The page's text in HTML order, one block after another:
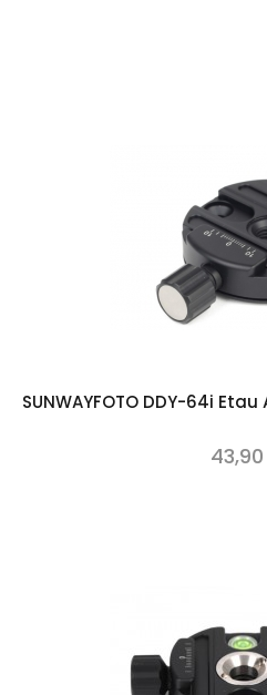
SUNWAYFOTO DDY-64i